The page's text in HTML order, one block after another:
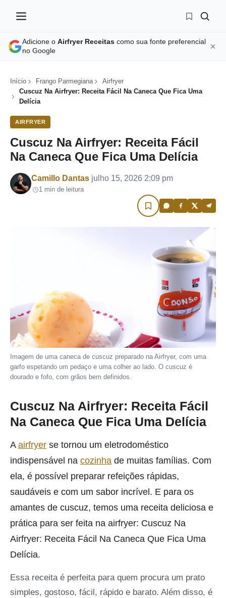
Adicione o Airfryer Receitas como sua fonte preferencial
no Google
Início Frango Parmegiana
Airfryer
Cuscuz Na Airfryer: Receita Fácil Na Caneca Que Fica Uma
Delícia
AIRFRYER
Cuscuz Na Airfryer: Receita Fácil
Na Caneca Que Fica Uma Delícia
Por
Camillo Dantas julho 15, 2026 2:09 pm
1 min de leitura
Imagem de uma caneca de cuscuz preparado na Airfryer, com uma
garfo espetando um pedaço e uma colher ao lado. O cuscuz é
dourado e fofo, com grãos bem definidos.
Cuscuz Na Airfryer: Receita Fácil
Na Caneca Que Fica Uma Delícia
Aairfryer se tornou um eletrodoméstico
indispensável na cozinha de muitas famílias. Com
ela, é possível preparar refeições rápidas,
saudáveis e com um sabor incrível. E para os
amantes de cuscuz, temos uma receita deliciosa e
prática para ser feita na airfryer: Cuscuz Na
Airfryer: Receita Fácil Na Caneca Que Fica Uma
Delícia.
Essa receita é perfeita para quem procura um prato
simples, gostoso, fácil, rápido e barato. Além disso, é